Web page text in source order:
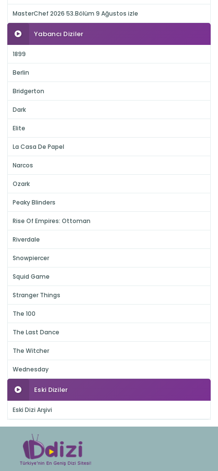
MasterChef 2026 53.Bölüm 9 Ağustos izle
Yabancı Diziler
1899
Berlin
Bridgerton
Dark
Elite
La Casa De Papel
Narcos
Ozark
Peaky Blinders
Rise Of Empires: Ottoman
Riverdale
Snowpiercer
Squid Game
Stranger Things
The 100
The Last Dance
The Witcher
Wednesday
Eski Diziler
Eski Dizi Arşivi